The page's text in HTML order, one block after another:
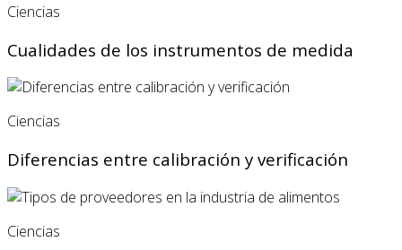
Ciencias
Cualidades de los instrumentos de medida
Ciencias
Diferencias entre calibración y verificación
Ciencias